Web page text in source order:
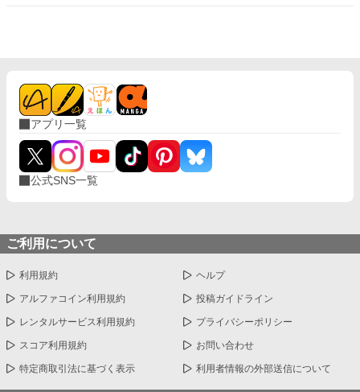
アプリ一覧
公式SNS一覧
ご利用について
利用規約 ヘルプ
アルファコイン利用規約 投稿ガイドライン
レンタルサービス利用規約 プライバシーポリシー
スコア利用規約 お問い合わせ
特定商取引法に基づく表示 利用者情報の外部送信について